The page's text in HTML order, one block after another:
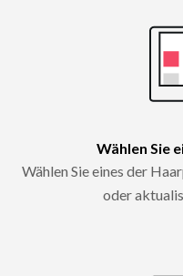
Wählen Sie
Wählen Sie eines der
oder